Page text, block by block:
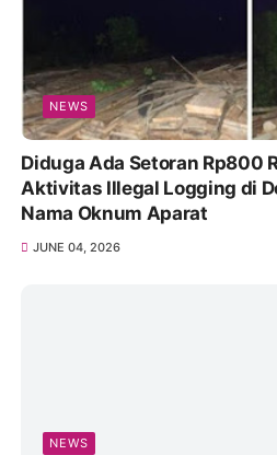
NEWS
Diduga Ada Setoran Rp800
Aktivitas Illegal Logging di
Nama Oknum Aparat
JUNE 04, 2026
NEWS